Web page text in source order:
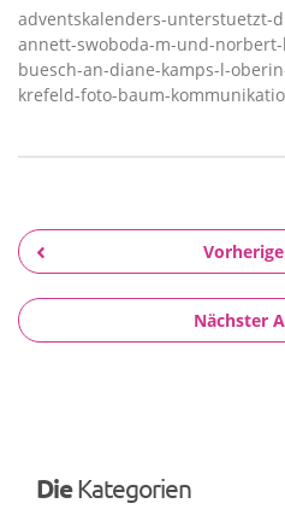
adventskalenders-unterstuetzt-
annett-swoboda-m-und-
buesch-an-diane-kamps-l-
krefeld-foto-baum-
Nächster
DieKategorien